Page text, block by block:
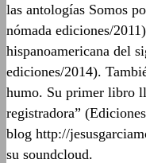
las antologías Somos
nómada ediciones/
hispanoamericana del
ediciones/2014).
humo. Su primer libro
registradora”
blog http://
su soundcloud.